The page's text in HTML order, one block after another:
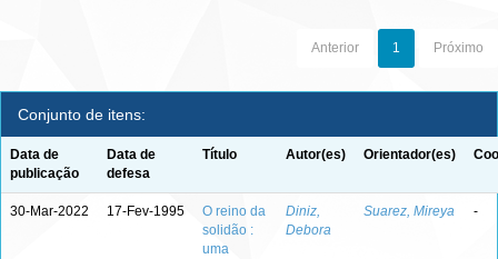
Anterior 1 Próximo
Conjunto de itens:
Data de
publicação
Data de
defesa
Título Autor(es) Orientador(es)
30-Mar-2022 17-Fev-1995
O reino da
solidão :
uma
Diniz,
Debora
Suarez, Mireya -